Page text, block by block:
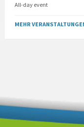
All-day event
MEHR